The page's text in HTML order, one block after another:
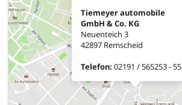
Tiemeyer automobile
GmbH & Co. KG
Neuenteich 3
42897 Remscheid
Telefon: 02191 / 565253 - 55